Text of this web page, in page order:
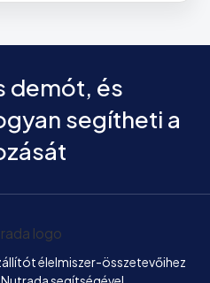
demót, és
segítheti a
élelmiszer-összetevőihez